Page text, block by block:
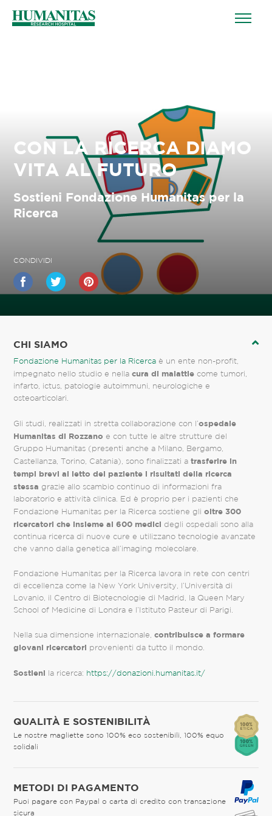
CON LA RICERCA DIAMO
VITA AL FUTURO
Sostieni Fondazione Humanitas per la
Ricerca
CONDIVIDI
CHI SIAMO
Fondazione Humanitas per la Ricerca è un ente non-profit,
impegnato nello studio e nellacura di malattie come tumori,
infarto, ictus, patologie autoimmuni, neurologiche e
osteoarticolari.
Gli studi, realizzati in stretta collaborazione con l’ospedale
Humanitas di Rozzano e con tutte le altre strutture del
Gruppo Humanitas (presenti anche a Milano, Bergamo,
Castellanza, Torino, Catania), sono finalizzati atrasferire in
tempi brevi al letto del paziente i risultati della ricerca
stessa grazie allo scambio continuo di informazioni fra
laboratorio e attività clinica. Ed è proprio per i pazienti che
Fondazione Humanitas per la Ricerca sostiene glioltre 300
ricercatori che insieme ai 600 medici degli ospedali sono alla
continua ricerca di nuove cure e utilizzano tecnologie avanzate
che vanno dalla genetica all’imaging molecolare.
Fondazione Humanitas per la Ricerca lavora in rete con centri
di eccellenza come la New York University, l’Università di
Lovanio, il Centro di Biotecnologie di Madrid, la Queen Mary
School of Medicine di Londra e l’Istituto Pasteur di Parigi.
Nella sua dimensione internazionale,contribuisce a formare
giovani ricercatori provenienti da tutto il mondo.
Sostieni la ricerca: https://donazioni.humanitas.it/
QUALITÀ E SOSTENIBILITÀ
Le nostre magliette sono 100% eco sostenibili, 100% equo
solidali
METODI DI PAGAMENTO
Puoi pagare con Paypal o carta di credito con transazione
sicura